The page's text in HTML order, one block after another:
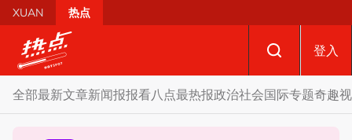
Skip to main content
XUAN 热点
登入
全部最新文章新闻报报看八点最热报政治社会国际专题奇趣